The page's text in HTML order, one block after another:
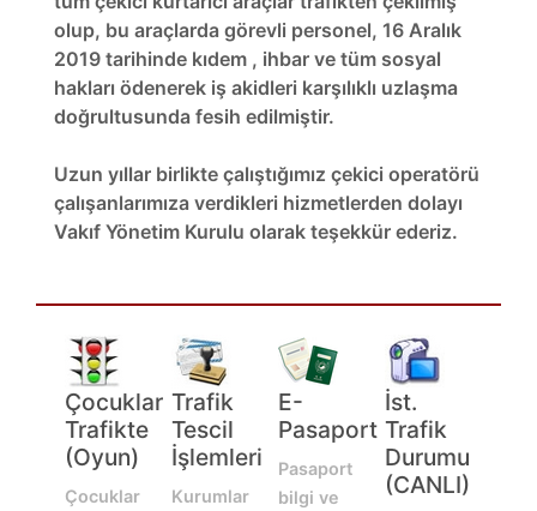
olup, bu araçlarda görevli personel, 16 Aralık
2019 tarihinde kıdem , ihbar ve tüm sosyal
hakları ödenerek iş akidleri karşılıklı uzlaşma
doğrultusunda fesih edilmiştir.
Uzun yıllar birlikte çalıştığımız çekici operatörü
çalışanlarımıza verdikleri hizmetlerden dolayı
Vakıf Yönetim Kurulu olarak teşekkür ederiz.
Çocuklar
Trafikte
(Oyun)
Çocuklar
Trafik
Tescil
İşlemleri
Kurumlar
E-
Pasaport
Pasaport
bilgi ve
İst.
Trafik
Durumu
(CANLI)